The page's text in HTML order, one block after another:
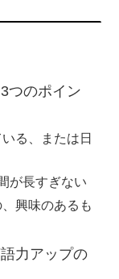
つのポイン
る、または日
が長すぎない
興味のあるも
力アップの